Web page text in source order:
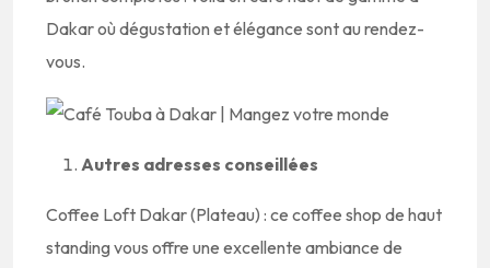
Dakar où dégustation et élégance sont au rendez-
vous.
Autres adresses conseillées
Coffee Loft Dakar (Plateau) : ce coffee shop de haut
standing vous offre une excellente ambiance de